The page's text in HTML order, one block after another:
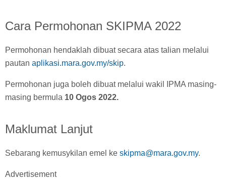
Cara Permohonan SKIPMA 2022
Permohonan hendaklah dibuat secara atas talian melalui
pautan aplikasi.mara.gov.my/skip.
Permohonan juga boleh dibuat melalui wakil IPMA masing-
masing bermula 10 Ogos 2022.
Maklumat Lanjut
Sebarang kemusykilan emel ke skipma@mara.gov.my.
Advertisement